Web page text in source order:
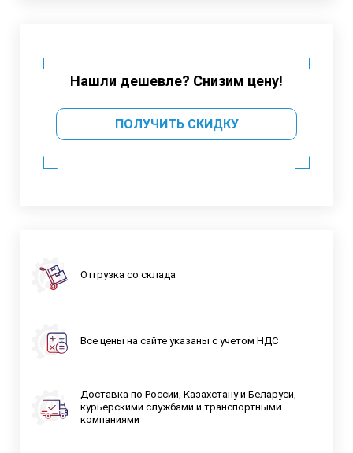
Нашли дешевле? Снизим цену!
ПОЛУЧИТЬ СКИДКУ
Отгрузка со склада
Все цены на сайте указаны с учетом НДС
Доставка по России, Казахстану и Беларуси,
курьерскими службами и транспортными
компаниями